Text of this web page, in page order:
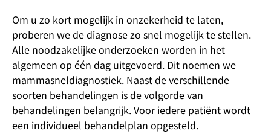
Om u zo kort mogelijk in onzekerheid te laten,
proberen we de diagnose zo snel mogelijk te stellen.
Alle noodzakelijke onderzoeken worden in het
algemeen op één dag uitgevoerd. Dit noemen we
mammasneldiagnostiek. Naast de verschillende
soorten behandelingen is de volgorde van
behandelingen belangrijk. Voor iedere patiënt wordt
een individueel behandelplan opgesteld.